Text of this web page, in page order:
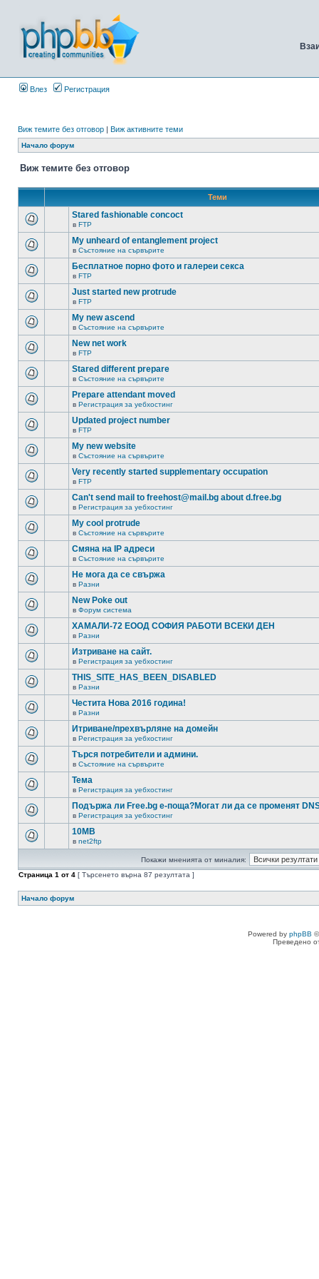
Влез Регистрация
Виж темите без отговор | Виж активните теми
Начало форум
Виж темите без отговор
Теми
Stared fashionable concoct
в FTP
My unheard of entanglement project
в Състояние на сървърите
Бесплатное порно фото и галереи секса
в FTP
Just started new protrude
в FTP
My new ascend
в Състояние на сървърите
New net work
в FTP
Stared different prepare
в Състояние на сървърите
Prepare attendant moved
в Регистрация за уебхостинг
Updated project number
в FTP
My new website
в Състояние на сървърите
Very recently started supplementary occupation
в FTP
Can't send mail to freehost@mail.bg about d.free.bg
в Регистрация за уебхостинг
My cool protrude
в Състояние на сървърите
Смяна на IP адреси
в Състояние на сървърите
Не мога да се свържа
в Разни
New Poke out
в Форум система
ХАМАЛИ-72 ЕООД СОФИЯ РАБОТИ ВСЕКИ ДЕН
в Разни
Изтриване на сайт.
в Регистрация за уебхостинг
THIS_SITE_HAS_BEEN_DISABLED
в Разни
Честита Нова 2016 година!
в Разни
Итриване/прехвърляне на домейн
в Регистрация за уебхостинг
Търся потребители и админи.
в Състояние на сървърите
Тема
в Регистрация за уебхостинг
Подържа ли Free.bg е-поща?Могат ли да се променят
в Регистрация за уебхостинг
10MB
в net2ftp
Покажи мненията от миналия:
Страница 1 от 4 [ Търсенето върна 87 резултата ]
Начало форум
Powered by phpBB
Преведено